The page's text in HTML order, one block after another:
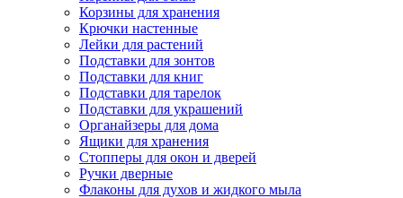
Корзины для хранения
Крючки настенные
Лейки для растений
Подставки для зонтов
Подставки для книг
Подставки для тарелок
Подставки для украшений
Органайзеры для дома
Ящики для хранения
Стопперы для окон и дверей
Ручки дверные
Флаконы для духов и жидкого мыла